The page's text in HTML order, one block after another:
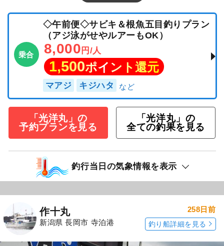
乗合
◇午前便◇サビキ＆根魚五目釣りプラン
（アジ泳がせやルアーもOK）
8,000 円/人
1,500ポイント還元
マアジ キジハタ
「光洋丸」の
予約プランを見る
「光洋丸」の
全ての釣果を見る
釣行当日の気象情報を表示
作十丸
新潟県 長岡市 寺泊港
258日前
釣り船詳細を見る